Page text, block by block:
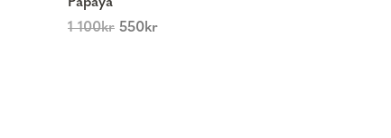
1 100kr 550kr